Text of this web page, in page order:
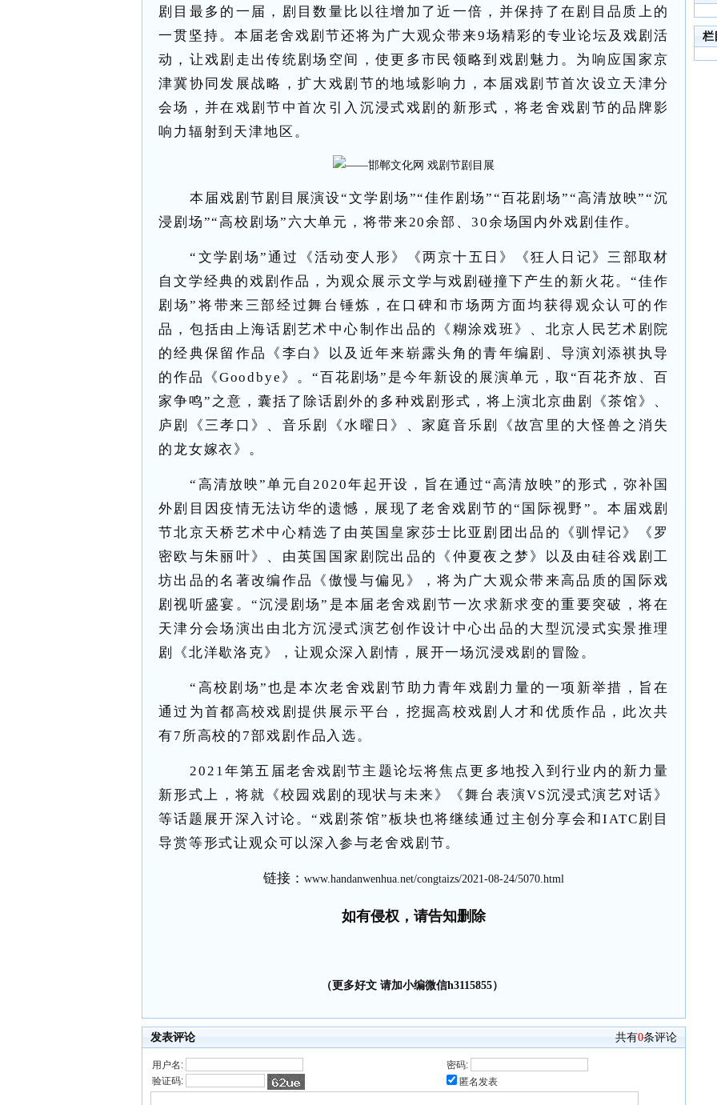
剧目最多的一届，剧目数量比以往增加了近一倍，并保持了在剧目品质上的
一贯坚持。本届老舍戏剧节还将为广大观众带来9场精彩的专业论坛及戏剧活
动，让戏剧走出传统剧场空间，使更多市民领略到戏剧魅力。为响应国家京
津冀协同发展战略，扩大戏剧节的地域影响力，本届戏剧节首次设立天津分
会场，并在戏剧节中首次引入沉浸式戏剧的新形式，将老舍戏剧节的品牌影
响力辐射到天津地区。
本届戏剧节剧目展演设“文学剧场”“佳作剧场”“百花剧场”“高清放映”“沉
浸剧场”“高校剧场”六大单元，将带来20余部、30余场国内外戏剧佳作。
“文学剧场”通过《活动变人形》《两京十五日》《狂人日记》三部取材
自文学经典的戏剧作品，为观众展示文学与戏剧碰撞下产生的新火花。“佳作
剧场”将带来三部经过舞台锤炼，在口碑和市场两方面均获得观众认可的作
品，包括由上海话剧艺术中心制作出品的《糊涂戏班》、北京人民艺术剧院
的经典保留作品《李白》以及近年来崭露头角的青年编剧、导演刘添祺执导
的作品《Goodbye》。“百花剧场”是今年新设的展演单元，取“百花齐放、百
家争鸣”之意，囊括了除话剧外的多种戏剧形式，将上演北京曲剧《茶馆》、
庐剧《三孝口》、音乐剧《水曜日》、家庭音乐剧《故宫里的大怪兽之消失
的龙女嫁衣》。
“高清放映”单元自2020年起开设，旨在通过“高清放映”的形式，弥补国
外剧目因疫情无法访华的遗憾，展现了老舍戏剧节的“国际视野”。本届戏剧
节北京天桥艺术中心精选了由英国皇家莎士比亚剧团出品的《驯悍记》《罗
密欧与朱丽叶》、由英国国家剧院出品的《仲夏夜之梦》以及由硅谷戏剧工
坊出品的名著改编作品《傲慢与偏见》，将为广大观众带来高品质的国际戏
剧视听盛宴。“沉浸剧场”是本届老舍戏剧节一次求新求变的重要突破，将在
天津分会场演出由北方沉浸式演艺创作设计中心出品的大型沉浸式实景推理
剧《北洋歇洛克》，让观众深入剧情，展开一场沉浸戏剧的冒险。
“高校剧场”也是本次老舍戏剧节助力青年戏剧力量的一项新举措，旨在
通过为首都高校戏剧提供展示平台，挖掘高校戏剧人才和优质作品，此次共
有7所高校的7部戏剧作品入选。
2021年第五届老舍戏剧节主题论坛将焦点更多地投入到行业内的新力量
新形式上，将就《校园戏剧的现状与未来》《舞台表演VS沉浸式演艺对话》
等话题展开深入讨论。“戏剧茶馆”板块也将继续通过主创分享会和IATC剧目
导赏等形式让观众可以深入参与老舍戏剧节。
链接： www.handanwenhua.net/congtaizs/2021-08-24/5070.html
如有侵权，请告知删除
（更多好文 请加小编微信h3115855）
发表评论 共有0条评论
用户名:
密码:
验证码:
匿名发表
栏